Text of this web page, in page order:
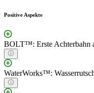
Positive Aspekte
BOLT™: Erste Achterbahn
WaterWorks™: